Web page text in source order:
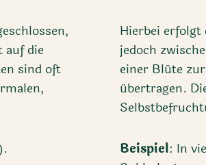
auf die
sind oft
Hierbei erfolgt
jedoch
einer Blüte
übertragen.
Beispiel: In